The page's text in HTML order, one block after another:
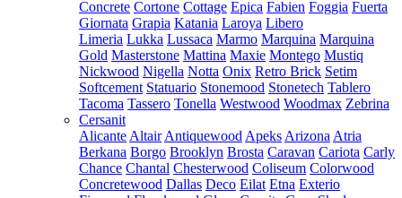
Concrete Cortone Cottage Epica Fabien Foggia Fuerta
Giornata Grapia Katania Laroya Libero
Limeria Lukka Lussaca Marmo Marquina Marquina
Gold Masterstone Mattina Maxie Montego Mustiq
Nickwood Nigella Notta Onix Retro Brick Setim
Softcement Statuario Stonemood Stonetech Tablero
Tacoma Tassero Tonella Westwood Woodmax Zebrina
Cersanit
Alicante Altair Antiquewood Apeks Arizona Atria
Berkana Borgo Brooklyn Brosta Caravan Cariota Carly
Chance Chantal Chesterwood Coliseum Colorwood
Concretewood Dallas Deco Eilat Etna Exterio